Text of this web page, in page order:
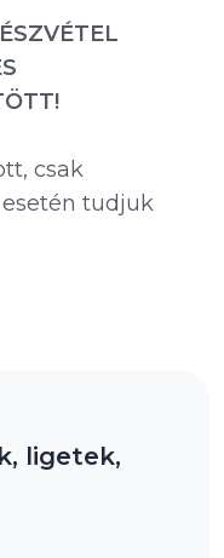
csak
tudjuk
ligetek,